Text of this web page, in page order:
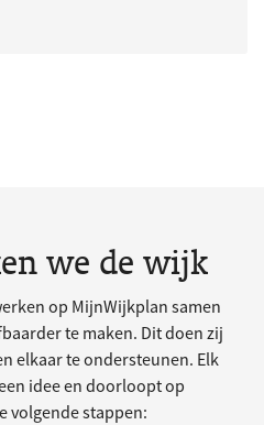
we de wijk
op MijnWijkplan samen
te maken. Dit doen zij
elkaar te ondersteunen. Elk
idee en doorloopt op
volgende stappen: